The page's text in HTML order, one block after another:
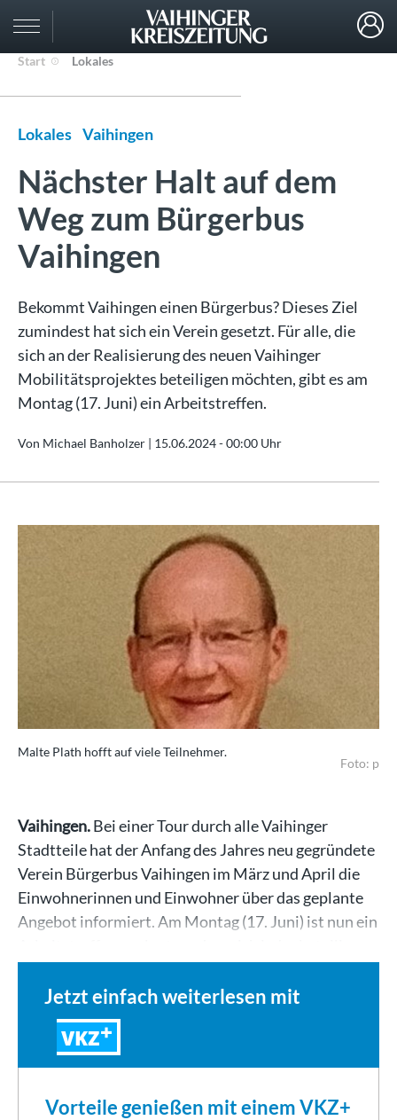
Start Lokales
Lokales Vaihingen
Nächster Halt auf dem
Weg zum Bürgerbus
Vaihingen
Bekommt Vaihingen einen Bürgerbus? Dieses Ziel
zumindest hat sich ein Verein gesetzt. Für alle, die
sich an der Realisierung des neuen Vaihinger
Mobilitätsprojektes beteiligen möchten, gibt es am
Montag (17. Juni) ein Arbeitstreffen.
Von Michael Banholzer | 15.06.2024 - 00:00 Uhr
Malte Plath hofft auf viele Teilnehmer.
Foto: p
Vaihingen.Bei einer Tour durch alle Vaihinger
Stadtteile hat der Anfang des Jahres neu gegründete
Verein Bürgerbus Vaihingen im März und April die
Einwohnerinnen und Einwohner über das geplante
Angebot informiert. Am Montag (17. Juni) ist nun ein
Jetzt einfach weiterlesen mit
VKZ
Vorteile genießen mit einem VKZ+